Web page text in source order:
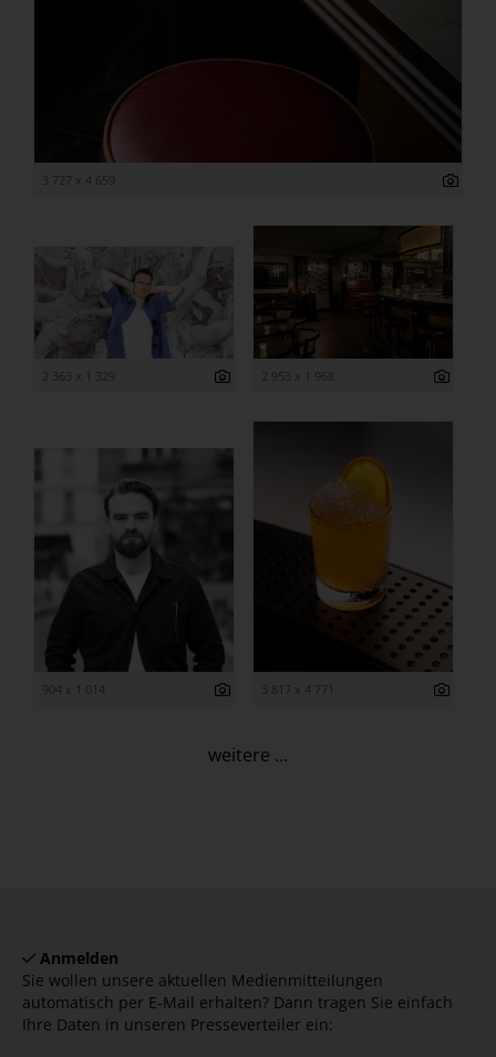
3 727 x 4 659
2 363 x 1 329 2 953 x 1 968
904 x 1 014 3 817 x 4 771
weitere ...
Anmelden
Sie wollen unsere aktuellen Medienmitteilungen
automatisch per E-Mail erhalten? Dann tragen Sie einfach
Ihre Daten in unseren Presseverteiler ein: